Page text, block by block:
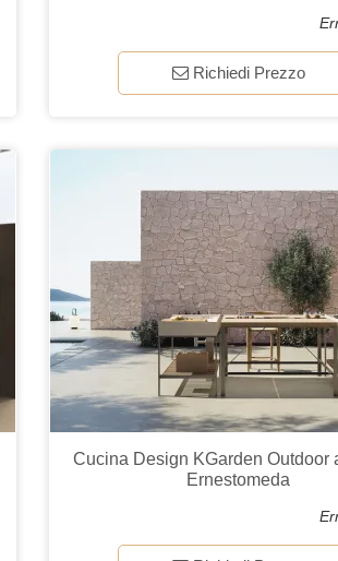
Richiedi Prezzo
Cucina Design KGarden Outdoor
Ernestomeda